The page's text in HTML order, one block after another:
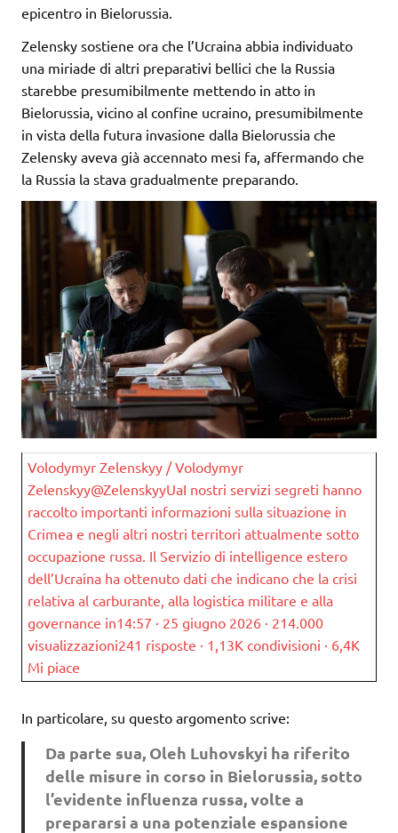
epicentro in Bielorussia.
Zelensky sostiene ora che l’Ucraina abbia individuato
una miriade di altri preparativi bellici che la Russia
starebbe presumibilmente mettendo in atto in
Bielorussia, vicino al confine ucraino, presumibilmente
in vista della futura invasione dalla Bielorussia che
Zelensky aveva già accennato mesi fa, affermando che
la Russia la stava gradualmente preparando.
Volodymyr Zelenskyy / Volodymyr
Zelenskyy@ZelenskyyUaI nostri servizi segreti hanno
raccolto importanti informazioni sulla situazione in
Crimea e negli altri nostri territori attualmente sotto
occupazione russa. Il Servizio di intelligence estero
dell’Ucraina ha ottenuto dati che indicano che la crisi
relativa al carburante, alla logistica militare e alla
governance in14:57 · 25 giugno 2026 · 214.000
visualizzazioni241 risposte · 1,13K condivisioni · 6,4K
Mi piace
In particolare, su questo argomento scrive:
Da parte sua, Oleh Luhovskyi ha riferito
delle misure in corso in Bielorussia, sotto
l’evidente influenza russa, volte a
prepararsi a una potenziale espansione